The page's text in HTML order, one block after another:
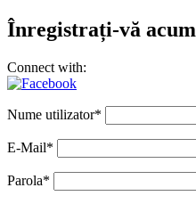
Înregistrați-vă acum
Connect with:
Nume utilizator*
E-Mail*
Parola*